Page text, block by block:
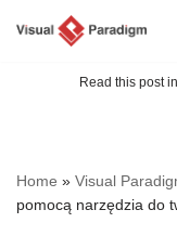
Read this post
Home » Visual
pomocą narzędzia do